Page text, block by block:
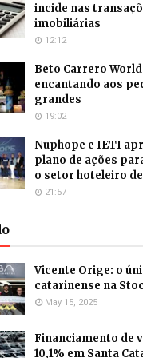
incide nas
imobiliárias
12:12
Beto Carrero
encantando aos
grandes
19:02
Nuphope e IETI
plano de ações
o setor hoteleiro
21:57
Vicente Orige: o
catarinense na
May 15, 2025
Financiamento de
10,1% em Santa